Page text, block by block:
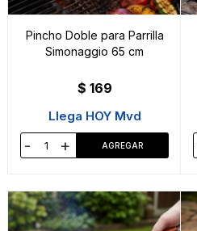
Pincho Doble para Parrilla
Simonaggio 65 cm
$ 169
Llega HOY Mvd
- +